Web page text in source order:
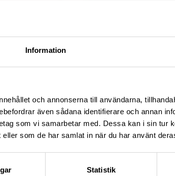
Information
och annonserna till användarna,
även sådana identifierare och annan
som vi samarbetar med. Dessa kan i sin tur
som de har samlat in när du har använt
Statistik